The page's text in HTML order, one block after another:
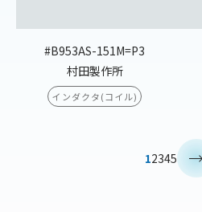
#B953AS-151M=P3
村田製作所
インダクタ(コイル)
12345